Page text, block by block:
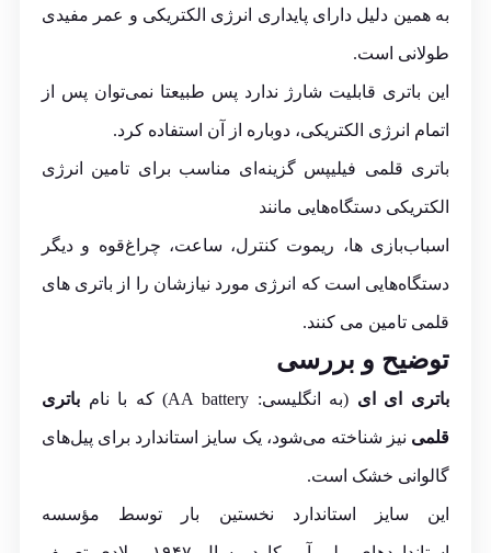
به همین دلیل دارای پایداری انرژی الکتریکی و عمر مفیدی
طولانی است.
این باتری قابلیت شارژ ندارد پس طبیعتا نمی‌توان پس از
اتمام انرژی الکتریکی، دوباره از آن استفاده کرد.
باتری قلمی فیلیپس گزینه‌ای مناسب برای تامین انرژی
الکتریکی دستگاه‌هایی مانند
اسباب‌بازی‌ ها، ریموت کنترل، ساعت، چراغ‌قوه و دیگر
دستگاه‌هایی است که انرژی مورد نیازشان را از باتری های
قلمی تامین می کنند.
توضیح و بررسی
باتری ای ای (به انگلیسی: AA battery) که با نامباتری
قلمی نیز شناخته می‌شود، یک سایز استاندارد برای پیل‌های
گالوانی خشک است.
این سایز استاندارد نخستین بار توسط مؤسسه